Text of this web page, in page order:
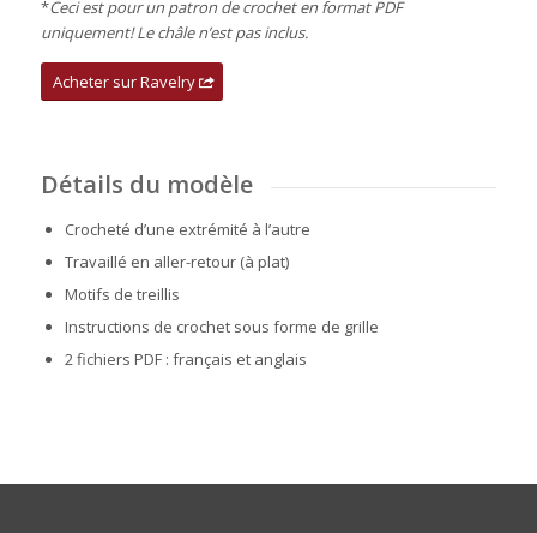
*Ceci est pour un patron de crochet en format PDF
uniquement! Le châle n’est pas inclus.
Acheter sur Ravelry
Détails du modèle
Crocheté d’une extrémité à l’autre
Travaillé en aller-retour (à plat)
Motifs de treillis
Instructions de crochet sous forme de grille
2 fichiers PDF : français et anglais